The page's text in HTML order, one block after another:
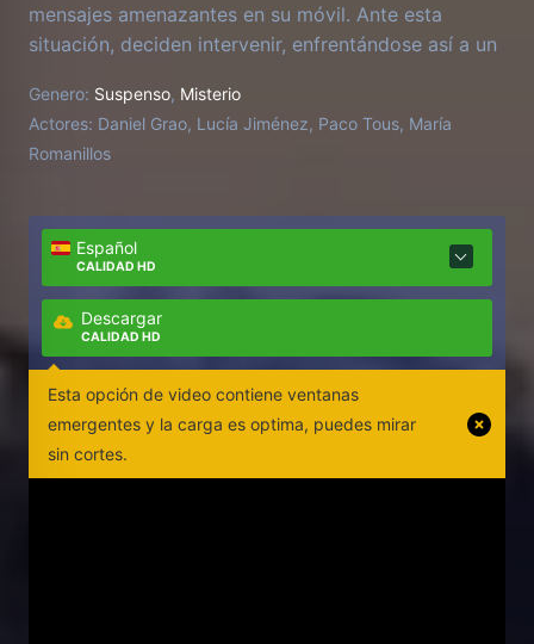
mensajes amenazantes en su móvil. Ante esta
situación, deciden intervenir, enfrentándose así a un
la chica, las dudas y las diferencias cada vez
generan más interrogantes en una situación
complicada de resolver.
Genero: Suspenso, Misterio
Actores: Daniel Grao, Lucía Jiménez, Paco Tous, María
Romanillos
Español
CALIDAD HD
Descargar
CALIDAD HD
Esta opción de video contiene ventanas
emergentes y la carga es optima, puedes mirar
sin cortes.